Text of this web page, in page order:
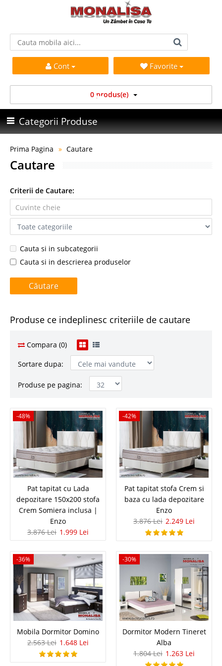
Cont Favorite
0 produs(e)
Categorii Produse
Prima Pagina Cautare
Cautare
Criterii de Cautare:
Cauta si in subcategorii
Cauta si in descrierea produselor
Produse ce indeplinesc criteriile de cautare
Compara (0)
Sortare dupa:
Produse pe pagina:
-48%
Pat tapitat cu Lada depozitare
150x200 stofa Crem Somiera inclusa
| Enzo
Pat 150x200 cm tapitat cu stofa Crem de calitate - Lada de depozitare si
somiera inclusa in pret – Enzo Cumpără acum patul tapițat Enzo 150x200
cm, soluția premium care îmbină designul modern cu o utilitate maximă.
Profită de un raport calitate-preț imbatabil..
Compara
3.876 Lei
Pret Redus 1.999 Lei
Vezi Detalii
-48%
Pat tapitat cu Lada
depozitare 150x200 stofa
Crem Somiera inclusa |
Enzo
3.876 Lei 1.999 Lei
-42%
Pat tapitat stofa Crem si
baza cu lada depozitare
Enzo
3.876 Lei 2.249 Lei
-36%
Mobila Dormitor Domino
2.563 Lei 1.648 Lei
-30%
Dormitor Modern Tineret
Alba
1.804 Lei 1.263 Lei